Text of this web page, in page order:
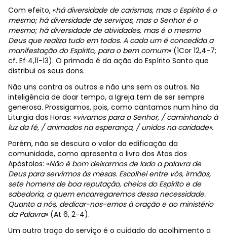
Com efeito, «há diversidade de carismas, mas o Espírito é o
mesmo; há diversidade de serviços, mas o Senhor é o
mesmo; há diversidade de atividades, mas é o mesmo
Deus que realiza tudo em todos. A cada um é concedida a
manifestação do Espírito, para o bem comum» (1Cor 12,4-7;
cf. Ef 4,11-13). O primado é da ação do Espírito Santo que
distribui os seus dons.
Não uns contra os outros e não uns sem os outros. Na
inteligência de doar tempo, a Igreja tem de ser sempre
generosa. Prossigamos, pois, como cantamos num hino da
Liturgia das Horas: «vivamos para o Senhor, / caminhando à
luz da fé, / animados na esperança, / unidos na caridade».
Porém, não se descura o valor da edificação da
comunidade, como apresenta o livro dos Atos dos
Apóstolos: «Não é bom deixarmos de lado a palavra de
Deus para servirmos às mesas. Escolhei entre vós, irmãos,
sete homens de boa reputação, cheios do Espírito e de
sabedoria, a quem encarregaremos dessa necessidade.
Quanto a nós, dedicar-nos-emos à oração e ao ministério
da Palavra» (At 6, 2-4).
Um outro traço do serviço é o cuidado do acolhimento a